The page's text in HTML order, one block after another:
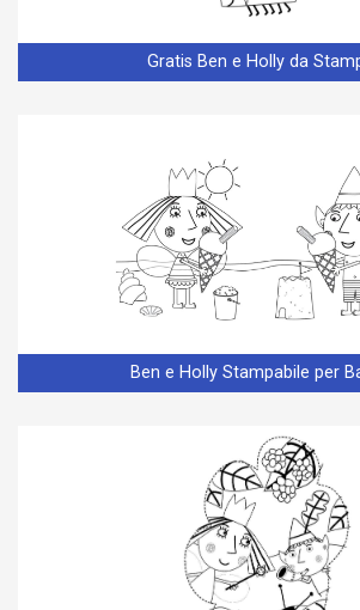
Gratis Ben e Holly da
Ben e Holly Stampabile per